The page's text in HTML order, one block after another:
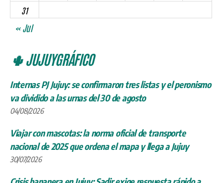
31
« Jul
🌵 JUJUYGRÁFICO
Internas PJ Jujuy: se confirmaron tres listas y el peronismo
va dividido a las urnas del 30 de agosto
04/08/2026
Viajar con mascotas: la norma oficial de transporte
nacional de 2025 que ordena el mapa y llega a Jujuy
30/07/2026